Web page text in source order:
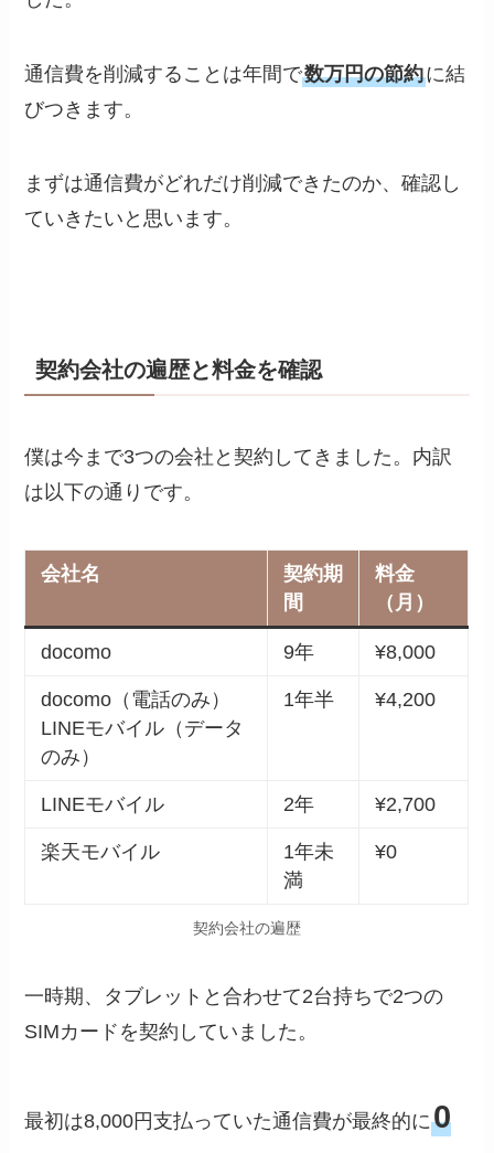
通信費を削減することは年間で数万円の節約に結
びつきます。
まずは通信費がどれだけ削減できたのか、確認し
ていきたいと思います。
契約会社の遍歴と料金を確認
僕は今まで3つの会社と契約してきました。内訳
は以下の通りです。
会社名
契約期
間
料金
（月）
docomo 9年 ¥8,000
docomo（電話のみ）
LINEモバイル（データ
のみ）
1年半 ¥4,200
LINEモバイル 2年 ¥2,700
楽天モバイル
1年未
満
¥0
契約会社の遍歴
一時期、タブレットと合わせて2台持ちで2つの
SIMカードを契約していました。
最初は8,000円支払っていた通信費が最終的に0